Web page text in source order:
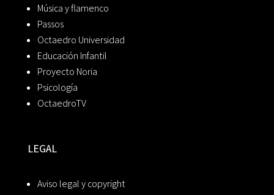
Música y flamenco
Passos
Octaedro Universidad
Educación Infantil
Proyecto Noria
Psicología
OctaedroTV
LEGAL
Aviso legal y copyright